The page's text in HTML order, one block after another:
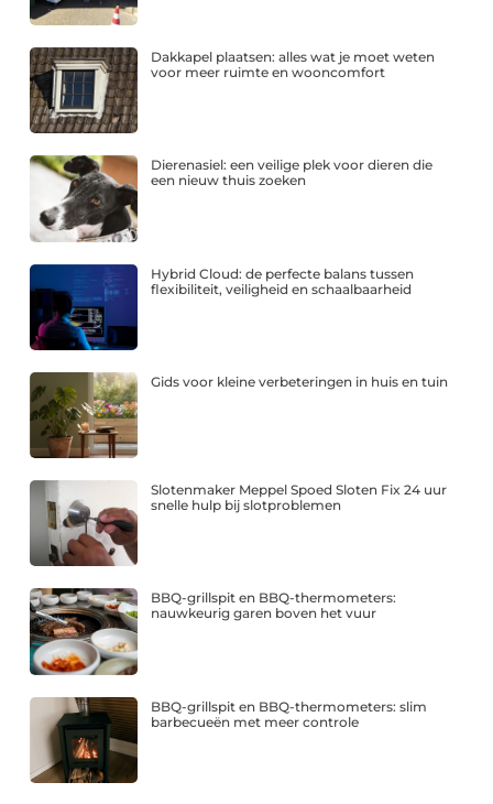
Dakkapel plaatsen: alles wat je moet weten
voor meer ruimte en wooncomfort
Dierenasiel: een veilige plek voor dieren die
een nieuw thuis zoeken
Hybrid Cloud: de perfecte balans tussen
flexibiliteit, veiligheid en schaalbaarheid
Gids voor kleine verbeteringen in huis en tuin
Slotenmaker Meppel Spoed Sloten Fix 24 uur
snelle hulp bij slotproblemen
BBQ-grillspit en BBQ-thermometers:
nauwkeurig garen boven het vuur
BBQ-grillspit en BBQ-thermometers: slim
barbecueën met meer controle